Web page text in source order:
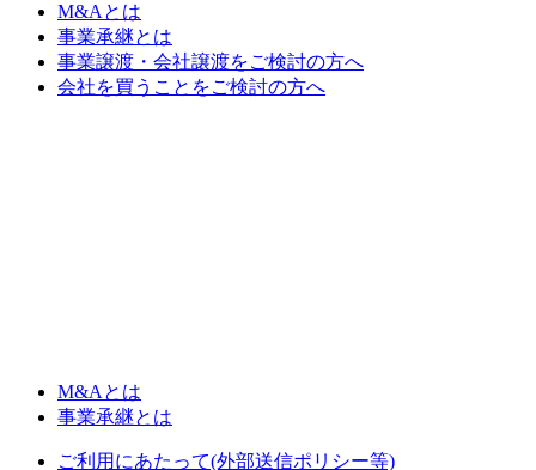
M&Aとは
事業承継とは
事業譲渡・会社譲渡をご検討の方へ
会社を買うことをご検討の方へ
M&Aとは
事業承継とは
ご利用にあたって(外部送信ポリシー等)